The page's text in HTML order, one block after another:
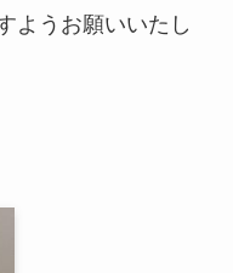
ようお願いいたし